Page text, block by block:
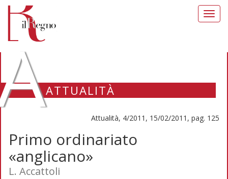
ATTUALITÀ
Attualità, 4/2011, 15/02/2011, pag. 125
Primo ordinariato
«anglicano»
L. Accattoli